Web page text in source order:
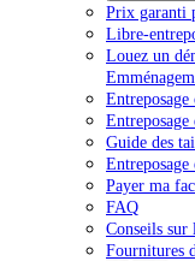
Prix garanti
Libre-
Louez un
Guide des
Payer ma
FAQ
Conseils sur
Fournitures